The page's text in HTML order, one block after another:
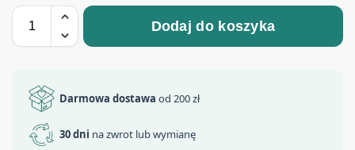
Dodaj do koszyka
Darmowa dostawa od 200 zł
30 dni na zwrot lub wymianę